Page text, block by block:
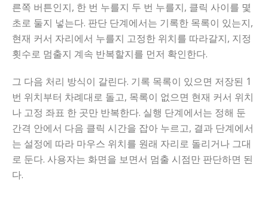
른쪽 버튼인지, 한 번 누를지 두 번 누를지, 클릭 사이를 몇
초로 둘지 넣는다. 판단 단계에서는 기록한 목록이 있는지,
현재 커서 자리에서 누를지 고정한 위치를 따라갈지, 지정
횟수로 멈출지 계속 반복할지를 먼저 확인한다.
그 다음 처리 방식이 갈린다. 기록 목록이 있으면 저장된 1
번 위치부터 차례대로 돌고, 목록이 없으면 현재 커서 위치
나 고정 좌표 한 곳만 반복한다. 실행 단계에서는 정해 둔
간격 안에서 다음 클릭 시간을 잡아 누르고, 결과 단계에서
는 설정에 따라 마우스 위치를 원래 자리로 돌리거나 그대
로 둔다. 사용자는 화면을 보면서 멈출 시점만 판단하면 된
다.